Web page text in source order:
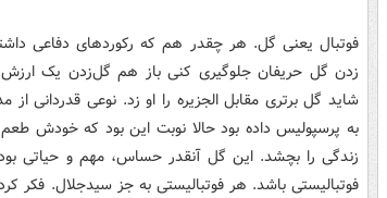
فوتبال یعنی گل. هر چقدر هم که رکوردهای دفاعی
زدن گل حریفان جلوگیری کنی باز هم گل‌زدن یک
شاید گل برتری مقابل الجزیره را او زد. نوعی قدردانی
به پرسپولیس داده بود حالا نوبت این بود که خودش
زندگی را بچشد. این گل آنقدر حساس، مهم و حیاتی بود
فوتبالیستی باشد. هر فوتبالیستی به جز سیدجلال. فکر